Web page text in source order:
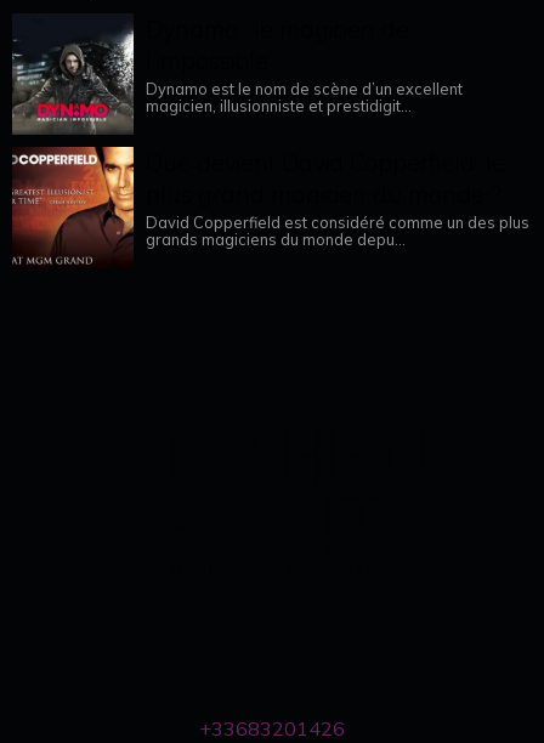
Dynamo est le nom de scène d’un excellent
magicien, illusionniste et prestidigit...
David Copperfield est considéré comme un des plus
grands magiciens du monde depu...
+33683201426